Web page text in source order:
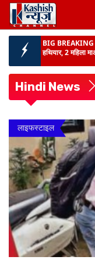
रांची में 77 वां वन
पौधरोपण, लोगों से
अपील, कहा- मतदाता
BIHAR NEWS :
BIG
गिरफ्तार...
BIHAR NEWS :
9800 टन कचरे...
BIG
हथियार, 2 महिला
Hindi News
लाइफस्टाइल